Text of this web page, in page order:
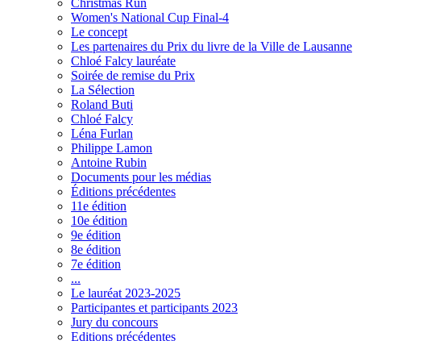
Women's National Cup Final-4
Le concept
Les partenaires du Prix du livre de la Ville de Lausanne
Chloé Falcy lauréate
Soirée de remise du Prix
La Sélection
Roland Buti
Chloé Falcy
Léna Furlan
Philippe Lamon
Antoine Rubin
Documents pour les médias
Éditions précédentes
11e édition
10e édition
9e édition
8e édition
7e édition
...
Le lauréat 2023-2025
Participantes et participants 2023
Jury du concours
Editions précédentes